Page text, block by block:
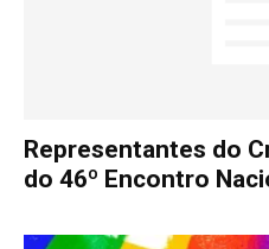
Representantes do
do 46º Encontro